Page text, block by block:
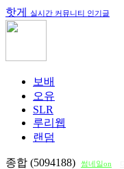
핫게 실시간 커뮤니티 인기글
보배
오유
SLR
루리웹
랜덤
종합 (5094188) 썸네일on